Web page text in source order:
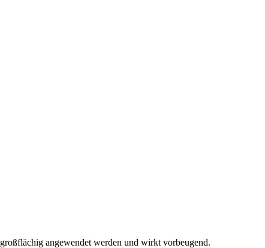
angewendet werden und wirkt vorbeugend.